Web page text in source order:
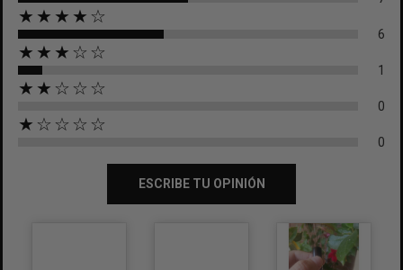
★★★★☆
6
★★★☆☆
1
★★☆☆☆
0
★☆☆☆☆
0
ESCRIBE TU OPINIÓN